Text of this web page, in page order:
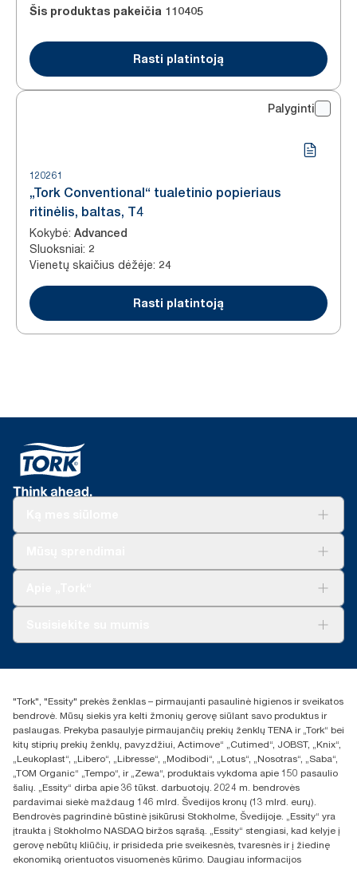
Šis produktas pakeičia 110405
Rasti platintoją
Palyginti
120261
„Tork Conventional“ tualetinio popieriaus
ritinėlis, baltas, T4
Kokybė: Advanced
Sluoksniai: 2
Vienetų skaičius dėžėje: 24
Rasti platintoją
+370 5 268 3455
UAB Essity Lithuania
Naugarduko g. 98
LT-03160 Vilnius, Lietuva
"Tork", "Essity" prekės ženklas – pirmaujanti pasaulinė higienos ir sveikatos
bendrovė. Mūsų siekis yra kelti žmonių gerovę siūlant savo produktus ir
paslaugas. Prekyba pasaulyje pirmaujančių prekių ženklų TENA ir „Tork“ bei
kitų stiprių prekių ženklų, pavyzdžiui, Actimove“ „Cutimed“, JOBST, „Knix“,
„Leukoplast“, „Libero“, „Libresse“, „Modibodi“, „Lotus“, „Nosotras“, „Saba“,
„TOM Organic“ „Tempo“, ir „Zewa“, produktais vykdoma apie 150 pasaulio
šalių. „Essity“ dirba apie 36 tūkst. darbuotojų. 2024 m. bendrovės
pardavimai siekė maždaug 146 mlrd. Švedijos kronų (13 mlrd. eurų).
Bendrovės pagrindinė būstinė įsikūrusi Stokholme, Švedijoje. „Essity“ yra
įtraukta į Stokholmo NASDAQ biržos sąrašą. „Essity“ stengiasi, kad kelyje į
gerovę nebūtų kliūčių, ir prisideda prie sveikesnės, tvaresnės ir į žiedinę
ekonomiką orientuotos visuomenės kūrimo. Daugiau informacijos